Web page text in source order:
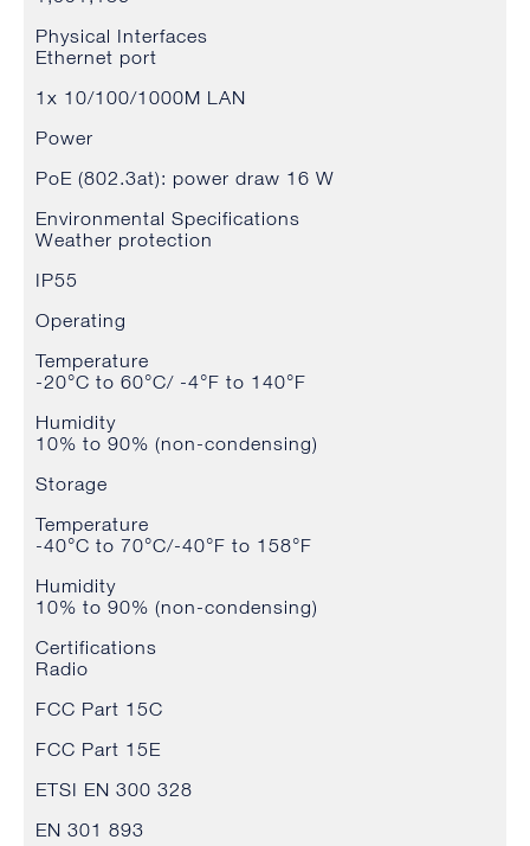
Physical Interfaces
Ethernet port
1x 10/100/1000M LAN
Power
PoE (802.3at): power draw 16 W
Environmental Specifications
Weather protection
IP55
Operating
Temperature
-20°C to 60°C/ -4°F to 140°F
Humidity
10% to 90% (non-condensing)
Storage
Temperature
-40°C to 70°C/-40°F to 158°F
Humidity
10% to 90% (non-condensing)
Certifications
Radio
FCC Part 15C
FCC Part 15E
ETSI EN 300 328
EN 301 893